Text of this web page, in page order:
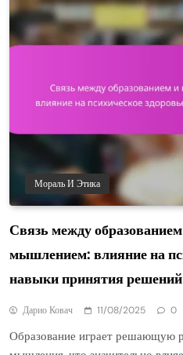
Мораль И Этика
Связь между
мышлением: влияние на
навыки принятия решений
Дарио Ковач 11/08/2025 0
Образование играет решающую